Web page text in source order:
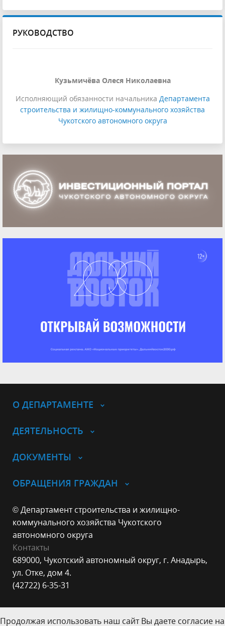
РУКОВОДСТВО
Кузьмичёва Олеся Николаевна
Исполняющий обязанности начальника Департамента
строительства и жилищно-коммунального хозяйства
Чукотского автономного округа
О ДЕПАРТАМЕНТЕ
ДЕЯТЕЛЬНОСТЬ
ДОКУМЕНТЫ
ОБРАЩЕНИЯ ГРАЖДАН
© Департамент строительства и жилищно-
коммунального хозяйства Чукотского
автономного округа
Контакты
689000, Чукотский автономный округ, г. Анадырь,
ул. Отке, дом 4.
(42722) 6-35-31
Продолжая использовать наш сайт Вы даете согласие на